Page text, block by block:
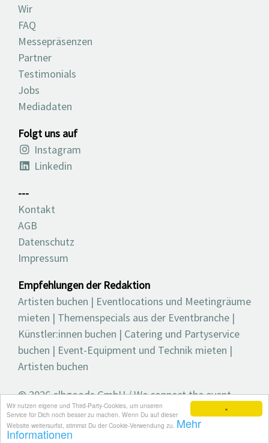
×
Wir nutzen eigene und Third-Party-Cookies, um unseren
Service für Dich noch besser zu machen. Wenn Du auf dieser
Website weitersurfst, stimmst Du der Cookie-Verwendung zu. Mehr
Informationen
Wir
FAQ
Messepräsenzen
Partner
Testimonials
Jobs
Mediadaten
Folgt uns auf
Instagram
Linkedin
---
Kontakt
AGB
Datenschutz
Impressum
Empfehlungen der Redaktion
Artisten buchen | Eventlocations und Meetingräume
mieten | Themenspecials aus der Eventbranche |
Künstler:innen buchen | Catering und Partyservice
buchen | Event-Equipment und Technik mieten |
Artisten buchen
© 2026 elbgoods GmbH / We connect the event
industry / Medienvielfalt für die Eventplanung /
Eventbranchenbuch, Blog, Magazin und mehr